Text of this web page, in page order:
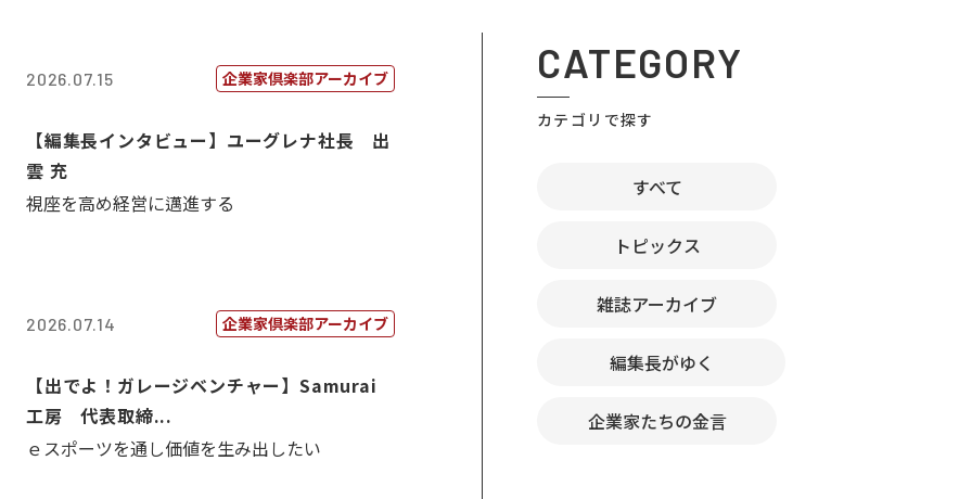
2026.07.15 企業家倶楽部アーカイブ
【編集長インタビュー】ユーグレナ社長 出
雲 充
視座を高め経営に邁進する
2026.07.14 企業家倶楽部アーカイブ
【出でよ！ガレージベンチャー】Samurai
工房 代表取締...
ｅスポーツを通し価値を生み出したい
CATEGORY
カテゴリで探す
すべて
トピックス
雑誌アーカイブ
編集長がゆく
企業家たちの金言